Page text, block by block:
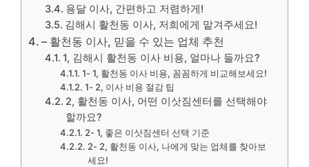
용달 이사, 간편하고 저렴하게!
김해시 활천동 이사, 저희에게 맡겨주세요!
– 활천동 이사, 믿을 수 있는 업체 추천
1, 김해시 활천동 이사 비용, 얼마나 들까요?
1- 1, 활천동 이사 비용, 꼼꼼하게 비교해보세요!
1- 2, 이사 비용 절감 팁
2, 활천동 이사, 어떤 이삿짐센터를 선택해야
할까요?
2- 1, 좋은 이삿짐센터 선택 기준
2- 2, 활천동 이사, 나에게 맞는 업체를 찾아보
세요!